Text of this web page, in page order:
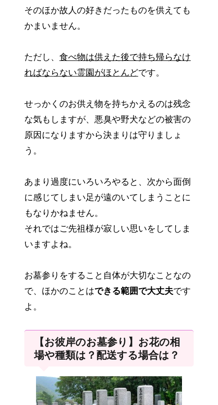
そのほか故人の好きだったものを供えても
かまいません。
ただし、 食べ物は供えた後で持ち帰らなけ
ればならない霊園がほとんどです。
せっかくのお供え物を持ちかえるのは残念
な気もしますが、悪臭や野犬などの被害の
原因になりますから決まりは守りましょ
う。
あまり過度にいろいろやると、次から面倒
に感じてしまい足が遠のいてしまうことに
もなりかねません。
それではご先祖様が寂しい思いをしてしま
いますよね。
お墓参りをすること自体が大切なことなの
で、ほかのことはできる範囲で大丈夫です
よ。
【お彼岸のお墓参り】お花の相
場や種類は？配送する場合は？